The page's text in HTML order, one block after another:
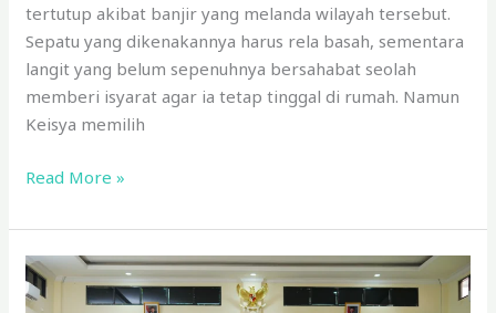
tertutup akibat banjir yang melanda wilayah tersebut.
Sepatu yang dikenakannya harus rela basah, sementara
langit yang belum sepenuhnya bersahabat seolah
memberi isyarat agar ia tetap tinggal di rumah. Namun
Keisya memilih
Read More »
BSI
Maslahat